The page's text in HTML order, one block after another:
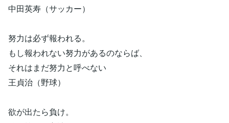
中田英寿（サッカー）
努力は必ず報われる。
もし報われない努力があるのならば、
それはまだ努力と呼べない
王貞治（野球）
欲が出たら負け。